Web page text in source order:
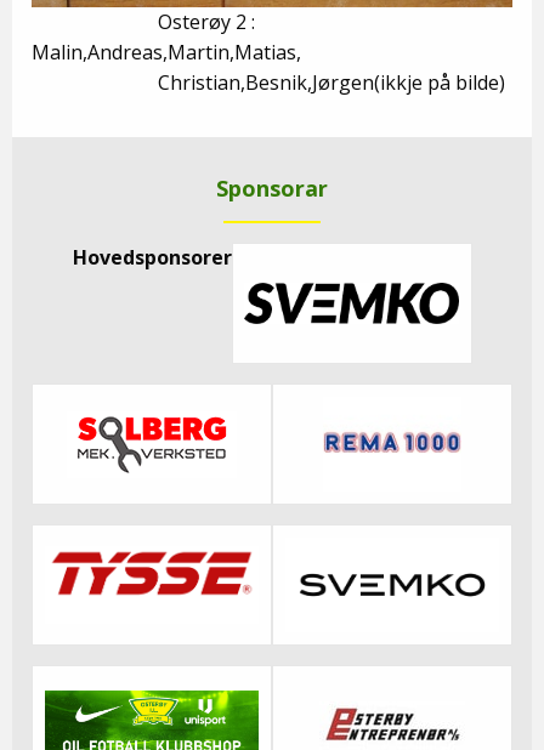
Osterøy 2 :
Malin,Andreas,Martin,Matias,
Christian,Besnik,Jørgen(ikkje på bilde)
Sponsorar
Hovedsponsorer